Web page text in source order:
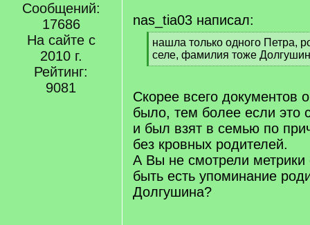
Сообщений:
17686
На сайте с
2010 г.
Рейтинг:
9081
nas_tia03 написал:
[
q
]
нашла только одного Петра,
селе, фамилия тоже Долгушин
[
q
]
Скорее всего документов
было, тем более если это
и был взят в семью по
без кровных родителей.
А Вы не смотрели
быть есть упоминание
Долгушина?